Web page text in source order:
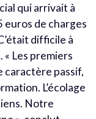
qui arrivait à
euros de charges
difficile à
Les premiers
caractère passif,
L’écolage
Notre